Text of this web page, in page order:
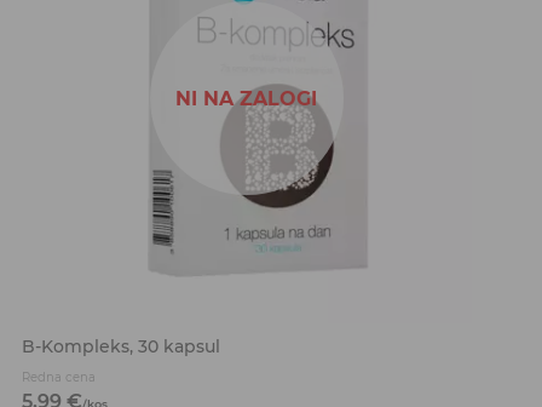
NI NA ZALOGI
B-Kompleks, 30 kapsul
Redna cena
5,99 €